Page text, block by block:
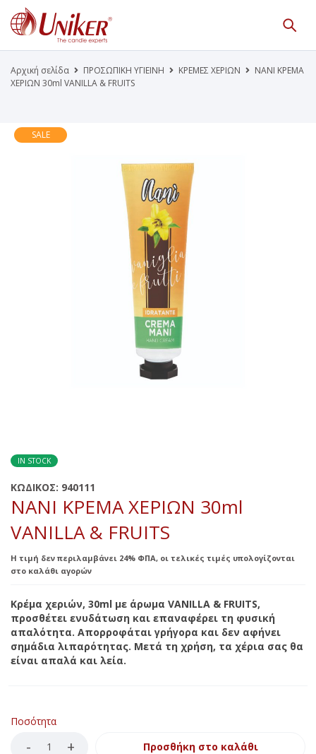
Κατάλογος Προϊόντων
Γίνε Συνεργάτης μας
Αρχική σελίδα ΠΡΟΣΩΠΙΚΗ ΥΓΙΕΙΝΗ ΚΡΕΜΕΣ ΧΕΡΙΩΝ
NANI ΚΡΕΜΑ
ΧΕΡΙΩΝ 30ml VANILLA & FRUITS
SALE
IN STOCK
ΚΩΔΙΚΟΣ: 940111
NANI ΚΡΕΜΑ ΧΕΡΙΩΝ 30ml
VANILLA & FRUITS
Η τιμή δεν περιλαμβάνει 24% ΦΠΑ, οι τελικές τιμές υπολογίζονται
στο καλάθι αγορών
Κρέμα χεριών, 30ml με άρωμα VANILLA & FRUITS,
προσθέτει ενυδάτωση και επαναφέρει τη φυσική
απαλότητα. Απορροφάται γρήγορα και δεν αφήνει
σημάδια λιπαρότητας. Μετά τη χρήση, τα χέρια σας θα
είναι απαλά και λεία.
Ποσότητα
Προσθήκη στο καλάθι